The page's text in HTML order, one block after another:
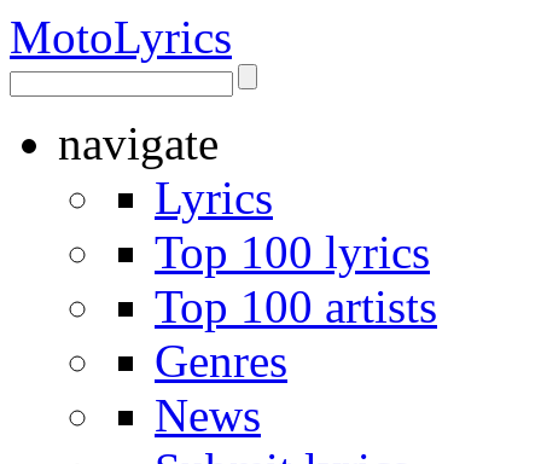
MotoLyrics
navigate
Lyrics
Top 100 lyrics
Top 100 artists
Genres
News